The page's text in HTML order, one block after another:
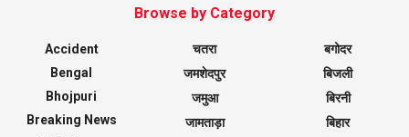
Browse by Category
Accident
Bengal
Bhojpuri
Breaking News
चतरा
जमशेदपुर
जमुआ
जामताड़ा
बगोदर
बिजली
बिरनी
बिहार